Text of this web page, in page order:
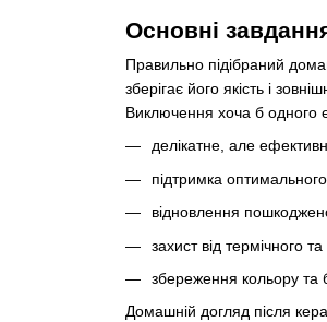
Основні
Правильно підібраний
зберігає його якість і
Виключення хоча б одного
делікатне, але
підтримка
відновлення
захист від термічного
збереження кольору та
Домашній догляд після